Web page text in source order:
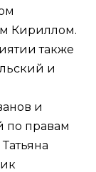
Кириллом.
также
и
и
по правам